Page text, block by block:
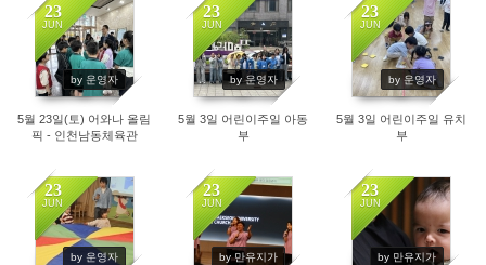
23
JUN
by 운영자
696
5월 23일(토) 어와나 올림
픽 - 인천남동체육관
23
JUN
by 운영자
658
5월 3일 어린이주일 아동
부
23
JUN
by 운영자
605
5월 3일 어린이주일 유치
부
23
JUN
by 운영자
652
23
JUN
by 만유지가
626
23
JUN
by 만유지가
677